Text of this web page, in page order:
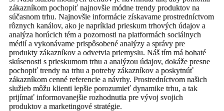
zákazníkom pochopiť najnovšie módne trendy produktov na
súčasnom trhu. Najnovšie informácie získavame prostredníctvom
rôznych kanálov, ako je napríklad prieskum trhových údajov a
analýza horúcich tém a pozornosti na platformách sociálnych
médií a vykonávame prispôsobené analýzy a správy pre
produkty zákazníkov a odvetvia priemyslu. Náš tím má bohaté
skúsenosti s prieskumom trhu a analýzou údajov, dokáže presne
pochopiť trendy na trhu a potreby zákazníkov a poskytnúť
zákazníkom cenné referencie a návrhy. Prostredníctvom našich
služieb môžu klienti lepšie porozumieť dynamike trhu, a tak
prijímať informovanejšie rozhodnutia pre vývoj svojich
produktov a marketingové stratégie.